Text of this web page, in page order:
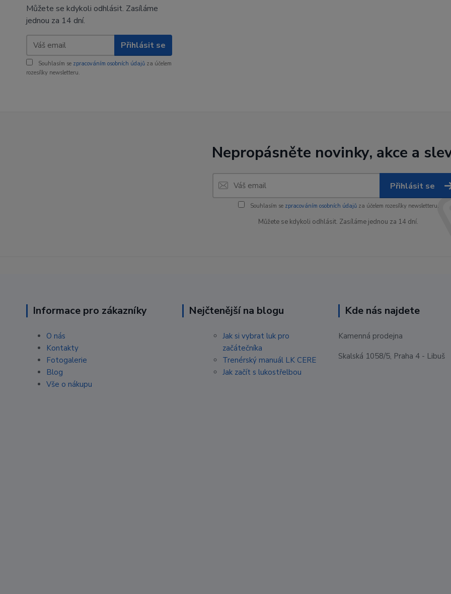
Můžete se kdykoli odhlásit. Zasíláme
jednou za 14 dní.
Přihlásit se
Souhlasím se zpracováním osobních údajů za účelem
rozesílky newsletteru.
Nepropásněte novinky, akce a
Přihlásit se
Souhlasím se zpracováním osobních údajůza účelem rozesílky newsletteru.
Můžete se kdykoli odhlásit. Zasíláme jednou za 14 dní.
Informace pro zákazníky
O nás
Kontakty
Fotogalerie
Blog
Vše o nákupu
Nejčtenější na blogu
Jak si vybrat luk pro
začátečníka
Trenérský manuál LK CERE
Jak začít s lukostřelbou
Kde nás najdete
Kamenná prodejna
Skalská 1058/5, Praha 4 - Libuš